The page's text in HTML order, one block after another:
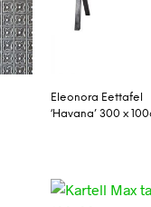
Eleonora Eettafel
‘Havana’ 300 x